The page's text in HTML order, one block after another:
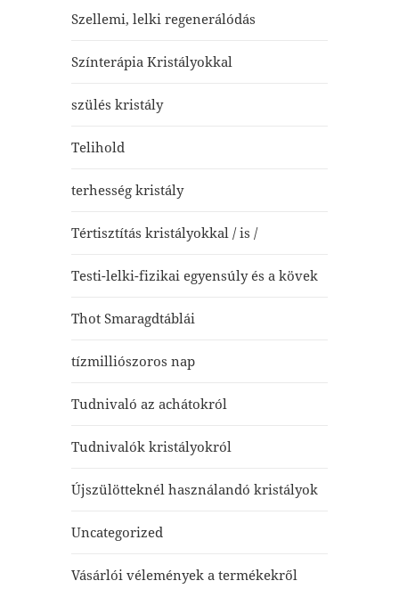
Szellemi, lelki regenerálódás
Színterápia Kristályokkal
szülés kristály
Telihold
terhesség kristály
Tértisztítás kristályokkal / is /
Testi-lelki-fizikai egyensúly és a kövek
Thot Smaragdtáblái
tízmilliószoros nap
Tudnivaló az achátokról
Tudnivalók kristályokról
Újszülötteknél használandó kristályok
Uncategorized
Vásárlói vélemények a termékekről